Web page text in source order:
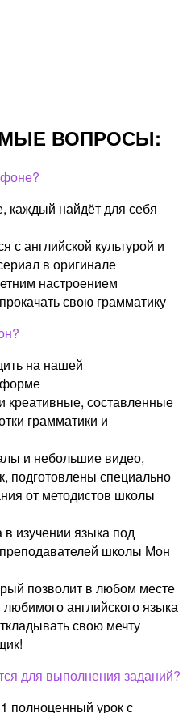
ВОПРОСЫ:
каждый найдёт для себя
с английской культурой и
в оригинале
настроением
свою грамматику
на нашей
составленные
грамматики и
и небольшие видео,
подготовлены специально
от методистов школы
изучении языка под
школы Мон
позволит в любом месте
английского языка
свою мечту
для выполнения заданий?
полноценный урок с